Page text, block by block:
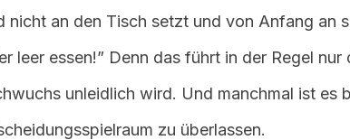
nicht an den Tisch setzt und von Anfang an
leer essen!” Denn das führt in der Regel nur
unleidlich wird. Und manchmal ist es
zu überlassen.